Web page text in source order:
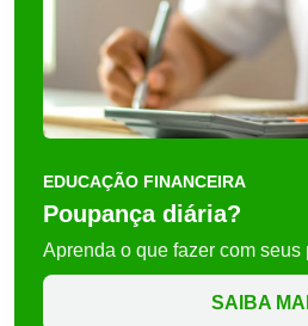
EDUCAÇÃO FINANCEIRA
Poupança diária?
Aprenda o que fazer com seus
SAIBA